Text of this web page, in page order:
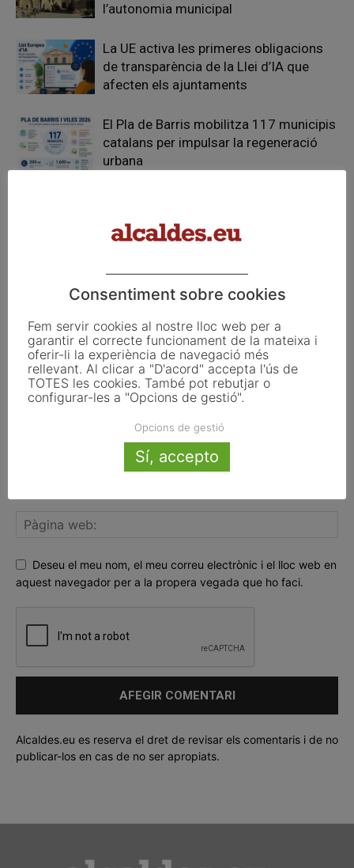
l’autonomia municipal
La UE activa les primeres obligacions
de transparència de la Llei d’IA que
afecten els ajuntaments
El Pla de Barris mobilitza 117 municipis
catalans per impulsar la regeneració
urbana
Deseu el meu nom, el meu correu electrònic i el lloc web en
aquest navegador per a la propera vegada que ho faci.
Alcaldes.eu es reserva el dret de revisar els comentaris i de no
publicar-los en cas de no ser apropiats.
Consentiment sobre cookies
Fem servir cookies al nostre lloc web per a
garantir el correcte funcionament de la mateixa i
oferir-li la experiència de navegació més
rellevant. Al clicar a "D'acord" accepta l'ús de
TOTES les cookies. També pot rebutjar o
configurar-les a "Opcions de gestió".
Opcions de gestió
Sí, accepto